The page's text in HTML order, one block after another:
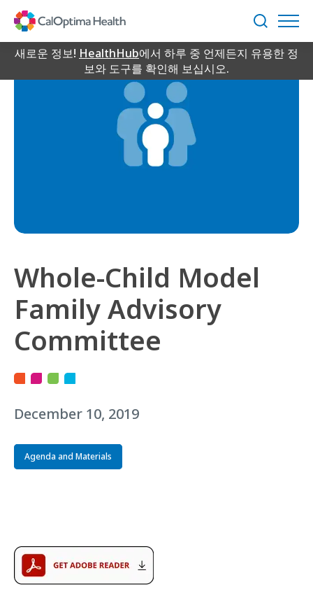
Content
검
색
새로운 정보! HealthHub에서 하루 중 언제든지 유용한 정
보와 도구를 확인해 보십시오.
Whole-Child Model
Family Advisory
Committee
December 10, 2019
Agenda and Materials